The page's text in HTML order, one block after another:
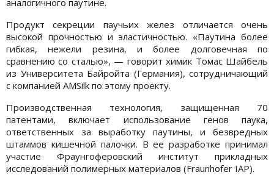
Продукт секреции паучьих желез отличается очень
высокой прочностью и эластичностью. «Паутина более
гибкая, нежели резина, и более долговечная по
сравнению со сталью», — говорит химик Томас Шайбель
из Университета Байройта (Германия), сотрудничающий
с компанией AMSilk по этому проекту.
Производственная технология, защищенная 70
патентами, включает использование генов паука,
ответственных за выработку паутины, и безвредных
штаммов кишечной палочки. В ее разработке принимал
участие Фраунгоферовский институт прикладных
исследований полимерных материалов (Fraunhofer IAP).